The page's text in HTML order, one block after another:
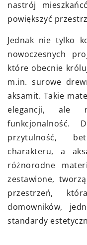
nastrój
powiększyć
Jednak nie tylko
nowoczesnych
które obecnie
m.in. surowe
aksamit. Takie
elegancji, ale
funkcjonalność.
przytulność,
charakteru, a
różnorodne
zestawione,
przestrzeń,
domowników,
standardy